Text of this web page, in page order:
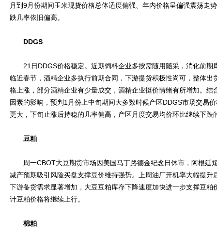
月到9月份期间玉米现货价格总体适度偏强、年内价格呈偏强震荡走
跌几率依旧偏高。
DDGS
21日DDGS价格稳定。近期饲料企业多按需随用随采，消化前期
临近春节，酒精企业多执行前期合同，下游提货积极性尚可，整体出
格上涨，部分酒精企业有少量成交，酒精企业挺价情绪有所增加。结
因素的影响，预判1月份上中旬期间大多数时候产区DDGS市场交易
更大，下旬止涨后持稳的几率偏高，产区月度交易均价环比继续下跌
豆粕
周一CBOT大豆期货市场因美国马丁路德金纪念日休市，阿根廷
减产预期吸引风险买盘支撑豆价维持强势。上周油厂开机率大幅提升
下游备货需求显著增加，大豆豆粕库存下降速度加快进一步支撑豆粕
计豆粕价格将继续上行。
棉粕